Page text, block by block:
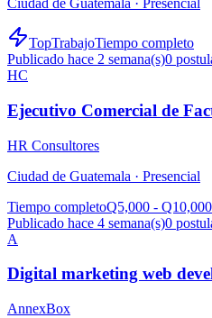
Ciudad de Guatemala · Presencial
TopTrabajoTiempo completo
Publicado hace 2 semana(s)0
HC
Ejecutivo Comercial de
HR Consultores
Ciudad de Guatemala · Presencial
Tiempo completoQ5,000 -
Publicado hace 4 semana(s)0
A
Digital marketing web
AnnexBox